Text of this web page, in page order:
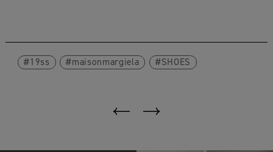
19ss maisonmargiela SHOES